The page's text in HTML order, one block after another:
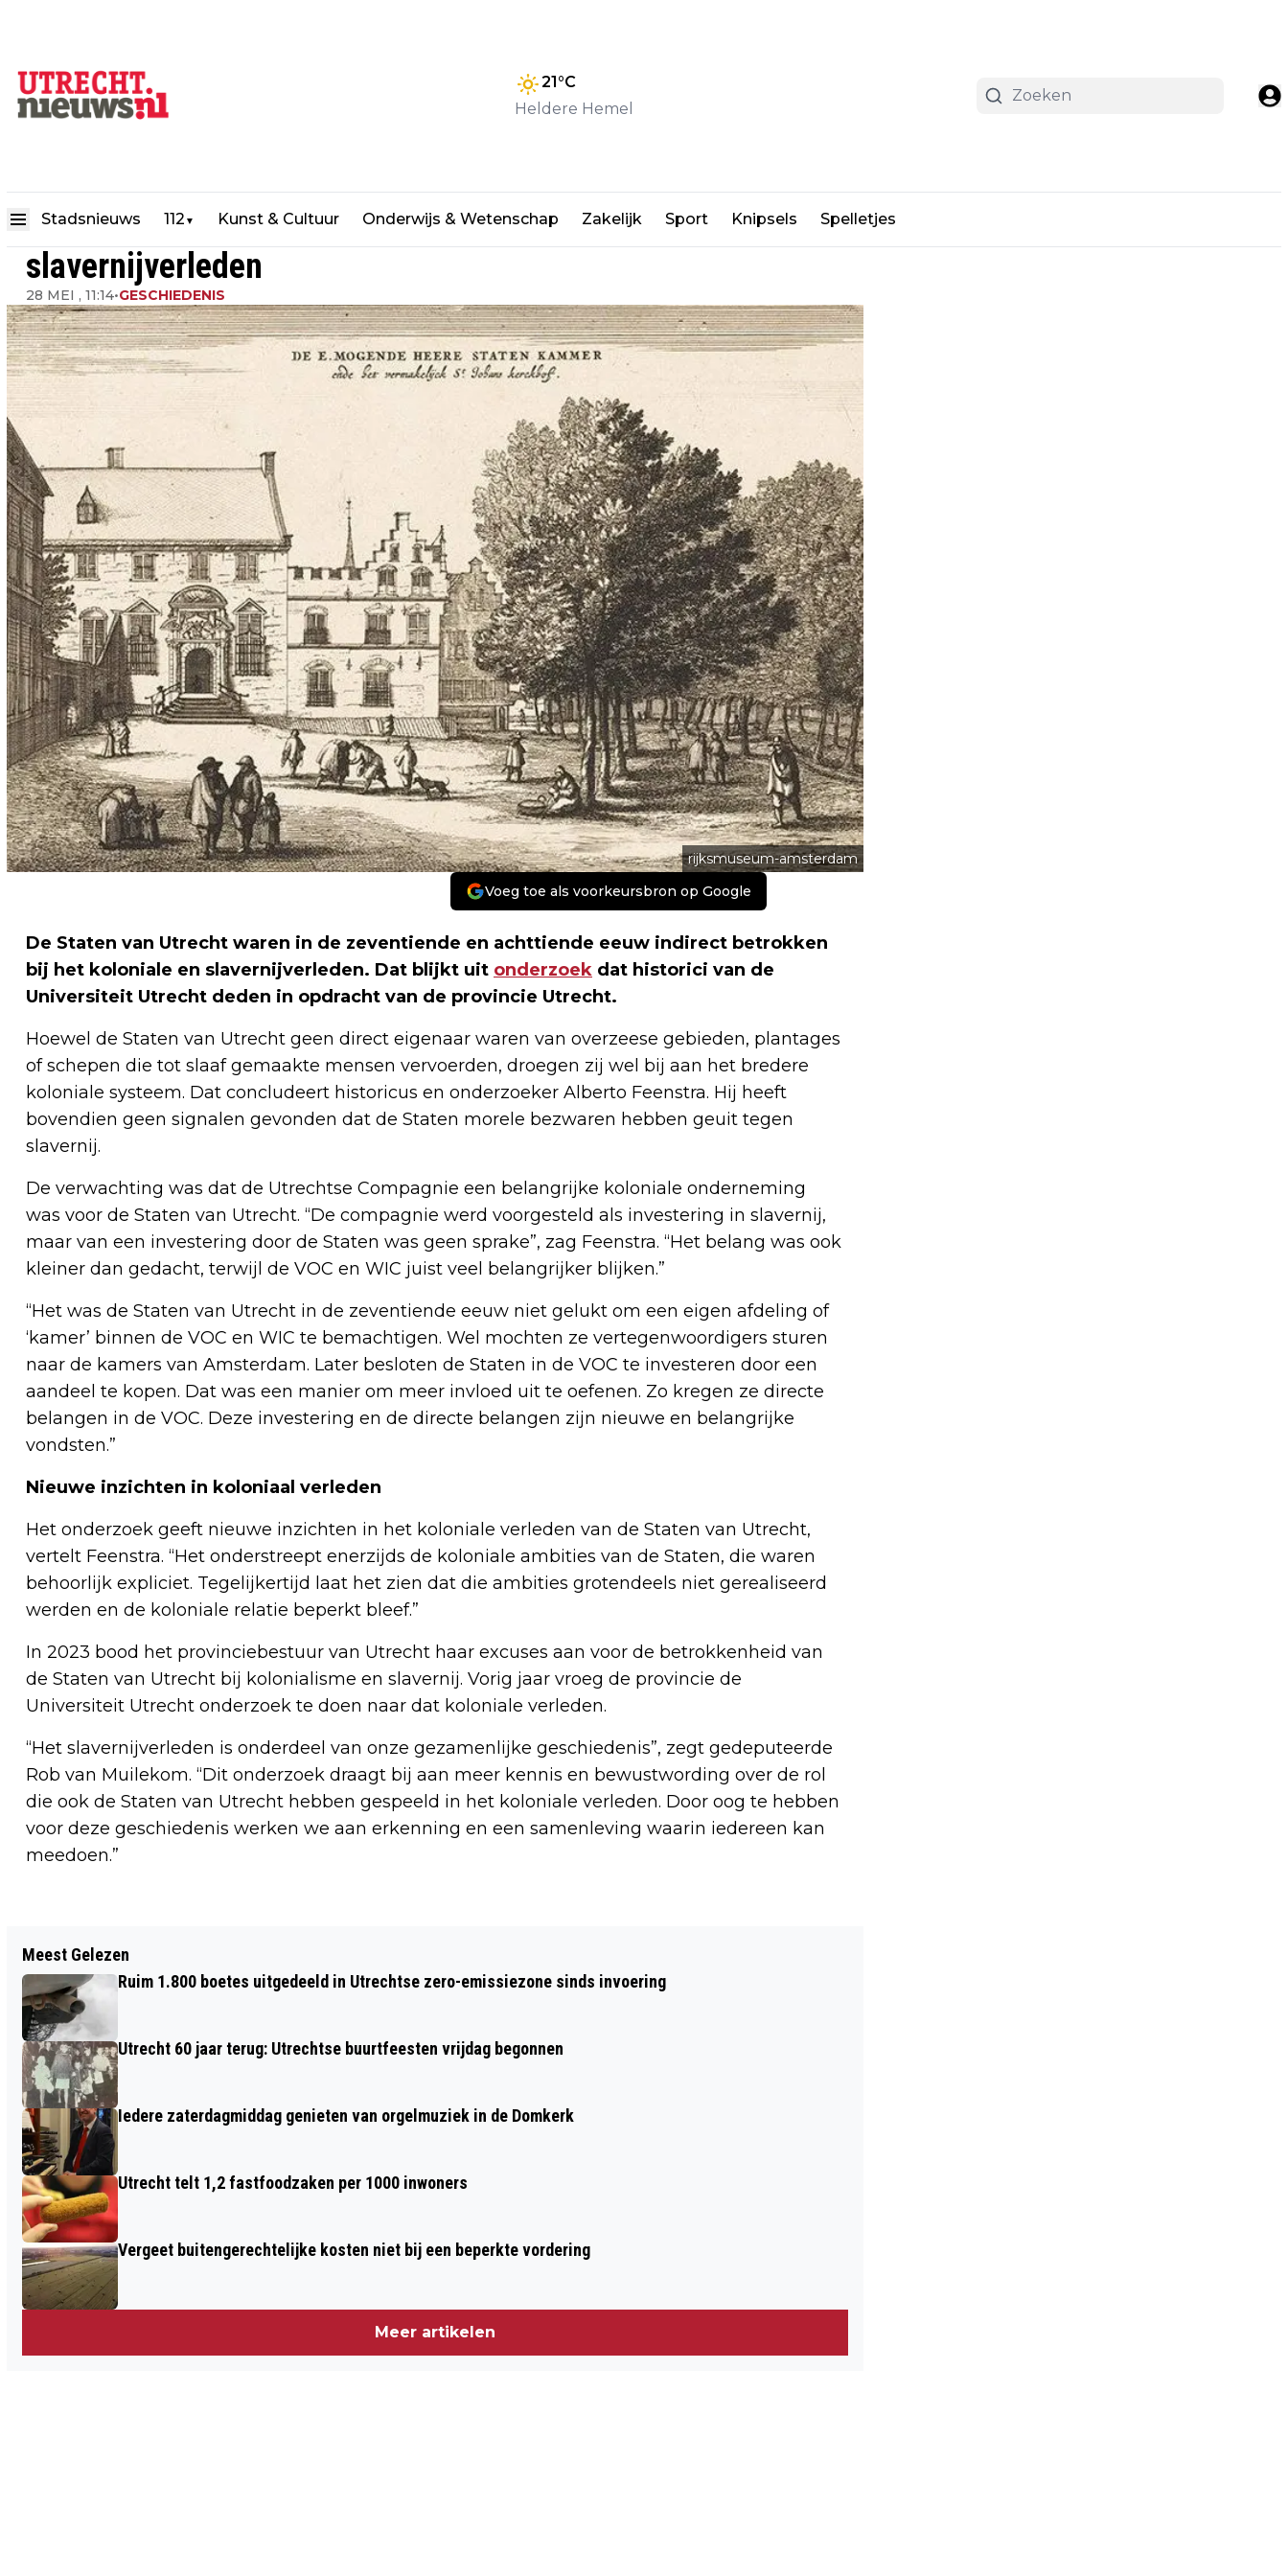
21°C
Heldere Hemel
Stadsnieuws 112 ▼ Kunst & Cultuur Onderwijs & Wetenschap Zakelijk Sport Knipsels Spelletjes
Staten van Utrecht indirect betrokken bij koloniaal en
slavernijverleden
28 MEI , 11:14•GESCHIEDENIS
rijksmuseum-amsterdam
Voeg toe als voorkeursbron op Google
De Staten van Utrecht waren in de zeventiende en achttiende eeuw indirect betrokken
bij het koloniale en slavernijverleden. Dat blijkt uit onderzoek dat historici van de
Universiteit Utrecht deden in opdracht van de provincie Utrecht.
Hoewel de Staten van Utrecht geen direct eigenaar waren van overzeese gebieden, plantages
of schepen die tot slaaf gemaakte mensen vervoerden, droegen zij wel bij aan het bredere
koloniale systeem. Dat concludeert historicus en onderzoeker Alberto Feenstra. Hij heeft
bovendien geen signalen gevonden dat de Staten morele bezwaren hebben geuit tegen
slavernij.
De verwachting was dat de Utrechtse Compagnie een belangrijke koloniale onderneming
was voor de Staten van Utrecht. “De compagnie werd voorgesteld als investering in slavernij,
maar van een investering door de Staten was geen sprake”, zag Feenstra. “Het belang was ook
kleiner dan gedacht, terwijl de VOC en WIC juist veel belangrijker blijken.”
“Het was de Staten van Utrecht in de zeventiende eeuw niet gelukt om een eigen afdeling of
‘kamer’ binnen de VOC en WIC te bemachtigen. Wel mochten ze vertegenwoordigers sturen
naar de kamers van Amsterdam. Later besloten de Staten in de VOC te investeren door een
aandeel te kopen. Dat was een manier om meer invloed uit te oefenen. Zo kregen ze directe
belangen in de VOC. Deze investering en de directe belangen zijn nieuwe en belangrijke
vondsten.”
Nieuwe inzichten in koloniaal verleden
Het onderzoek geeft nieuwe inzichten in het koloniale verleden van de Staten van Utrecht,
vertelt Feenstra. “Het onderstreept enerzijds de koloniale ambities van de Staten, die waren
behoorlijk expliciet. Tegelijkertijd laat het zien dat die ambities grotendeels niet gerealiseerd
werden en de koloniale relatie beperkt bleef.”
In 2023 bood het provinciebestuur van Utrecht haar excuses aan voor de betrokkenheid van
de Staten van Utrecht bij kolonialisme en slavernij. Vorig jaar vroeg de provincie de
Universiteit Utrecht onderzoek te doen naar dat koloniale verleden.
“Het slavernijverleden is onderdeel van onze gezamenlijke geschiedenis”, zegt gedeputeerde
Rob van Muilekom. “Dit onderzoek draagt bij aan meer kennis en bewustwording over de rol
die ook de Staten van Utrecht hebben gespeeld in het koloniale verleden. Door oog te hebben
voor deze geschiedenis werken we aan erkenning en een samenleving waarin iedereen kan
meedoen.”
UTRECHT 60 JAAR TERUG: HET
DIAMANTEN BRUIDSPAAR
DISCUSSIE OVER ANARCHISME,
Meest Gelezen
Ruim 1.800 boetes uitgedeeld in Utrechtse zero-emissiezone sinds invoering
Utrecht 60 jaar terug: Utrechtse buurtfeesten vrijdag begonnen
Iedere zaterdagmiddag genieten van orgelmuziek in de Domkerk
Utrecht telt 1,2 fastfoodzaken per 1000 inwoners
Vergeet buitengerechtelijke kosten niet bij een beperkte vordering
Meer artikelen